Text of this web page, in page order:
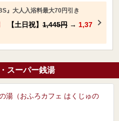
』大人入浴料最大70円引き
【土日祝】 1,445円 → 1,37
スーパー銭湯
（おふろカフェ はくじゅの